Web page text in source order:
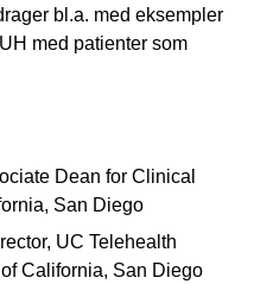
bl.a. med eksempler
med patienter som
Dean for Clinical
San Diego
UC Telehealth
California, San Diego